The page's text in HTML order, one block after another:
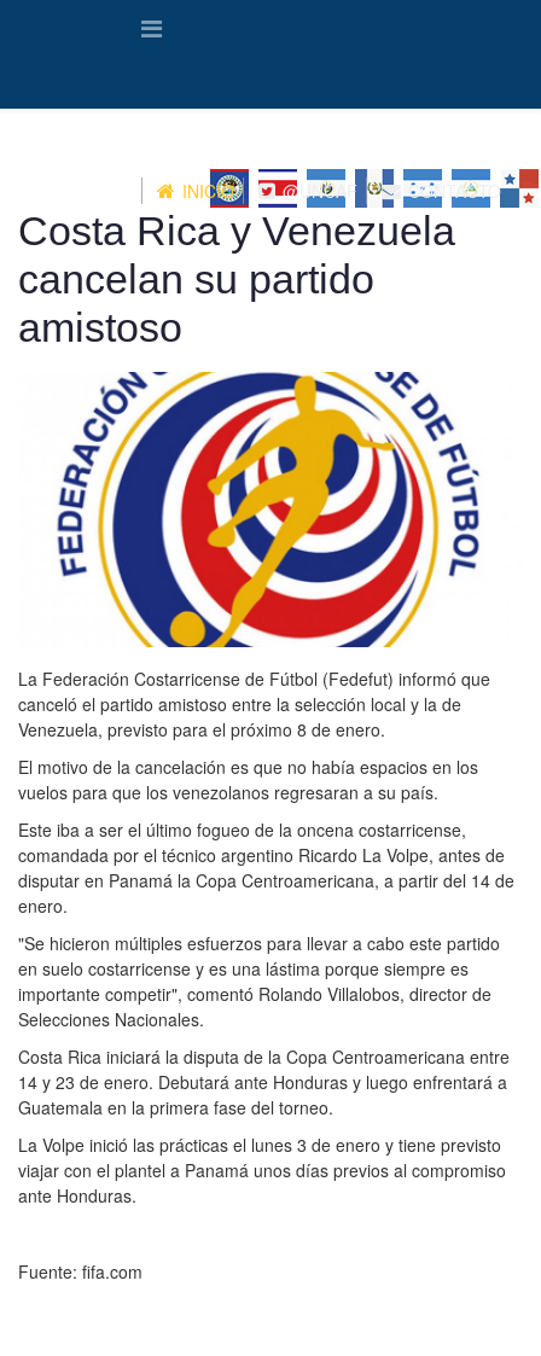
INICIO @UNCAF CONTACTO
Costa Rica y Venezuela
cancelan su partido
amistoso
La Federación Costarricense de Fútbol (Fedefut) informó que
canceló el partido amistoso entre la selección local y la de
Venezuela, previsto para el próximo 8 de enero.
El motivo de la cancelación es que no había espacios en los
vuelos para que los venezolanos regresaran a su país.
Este iba a ser el último fogueo de la oncena costarricense,
comandada por el técnico argentino Ricardo La Volpe, antes de
disputar en Panamá la Copa Centroamericana, a partir del 14 de
enero.
"Se hicieron múltiples esfuerzos para llevar a cabo este partido
en suelo costarricense y es una lástima porque siempre es
importante competir", comentó Rolando Villalobos, director de
Selecciones Nacionales.
Costa Rica iniciará la disputa de la Copa Centroamericana entre
14 y 23 de enero. Debutará ante Honduras y luego enfrentará a
Guatemala en la primera fase del torneo.
La Volpe inició las prácticas el lunes 3 de enero y tiene previsto
viajar con el plantel a Panamá unos días previos al compromiso
ante Honduras.
Fuente: fifa.com